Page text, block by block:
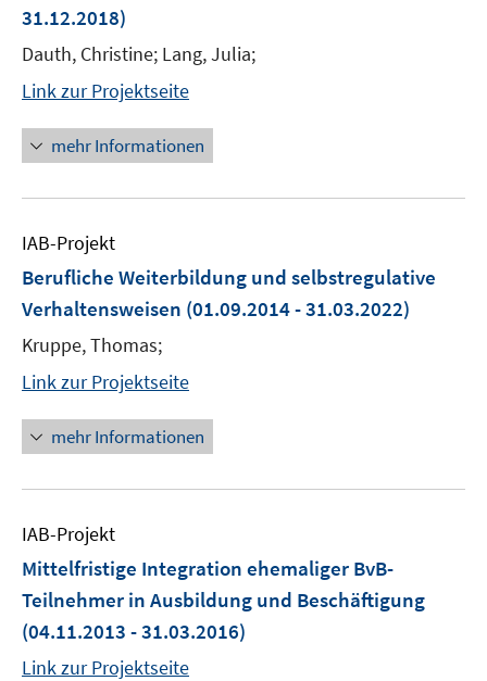
31.12.2018)
Dauth, Christine; Lang, Julia;
Link zur Projektseite
mehr Informationen
IAB-Projekt
Berufliche Weiterbildung und selbstregulative
Verhaltensweisen (01.09.2014 - 31.03.2022)
Kruppe, Thomas;
Link zur Projektseite
mehr Informationen
IAB-Projekt
Mittelfristige Integration ehemaliger BvB-
Teilnehmer in Ausbildung und Beschäftigung
(04.11.2013 - 31.03.2016)
Link zur Projektseite